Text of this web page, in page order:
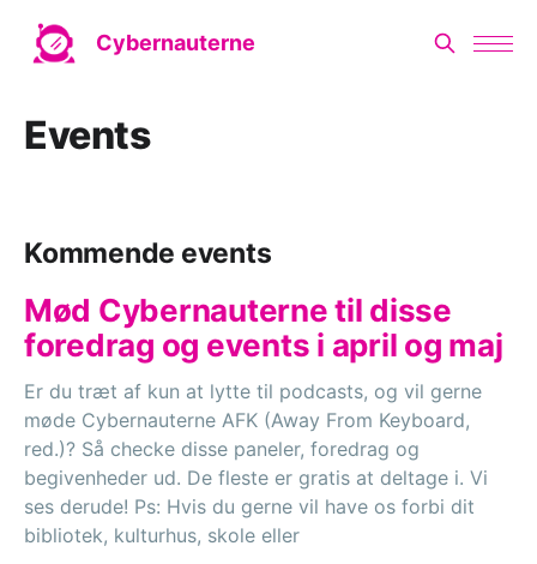
Cybernauterne
Events
Kommende events
Mød Cybernauterne til disse
foredrag og events i april og maj
Er du træt af kun at lytte til podcasts, og vil gerne
møde Cybernauterne AFK (Away From Keyboard,
red.)? Så checke disse paneler, foredrag og
begivenheder ud. De fleste er gratis at deltage i. Vi
ses derude! Ps: Hvis du gerne vil have os forbi dit
bibliotek, kulturhus, skole eller